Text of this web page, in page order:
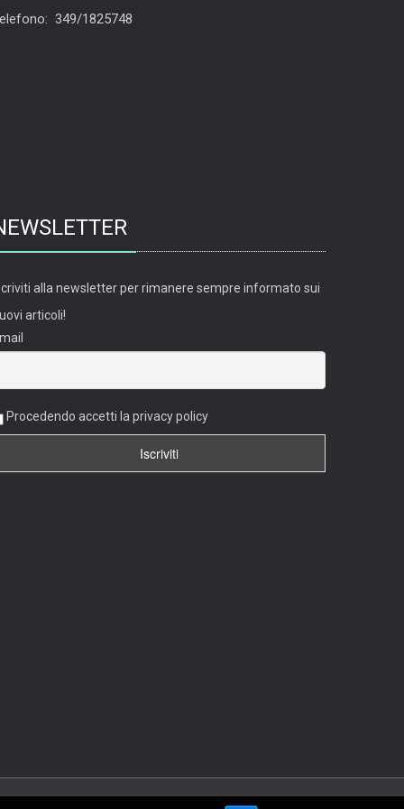
349/1825748
alla newsletter per rimanere sempre informato sui
articoli!
Procedendo accetti la privacy policy